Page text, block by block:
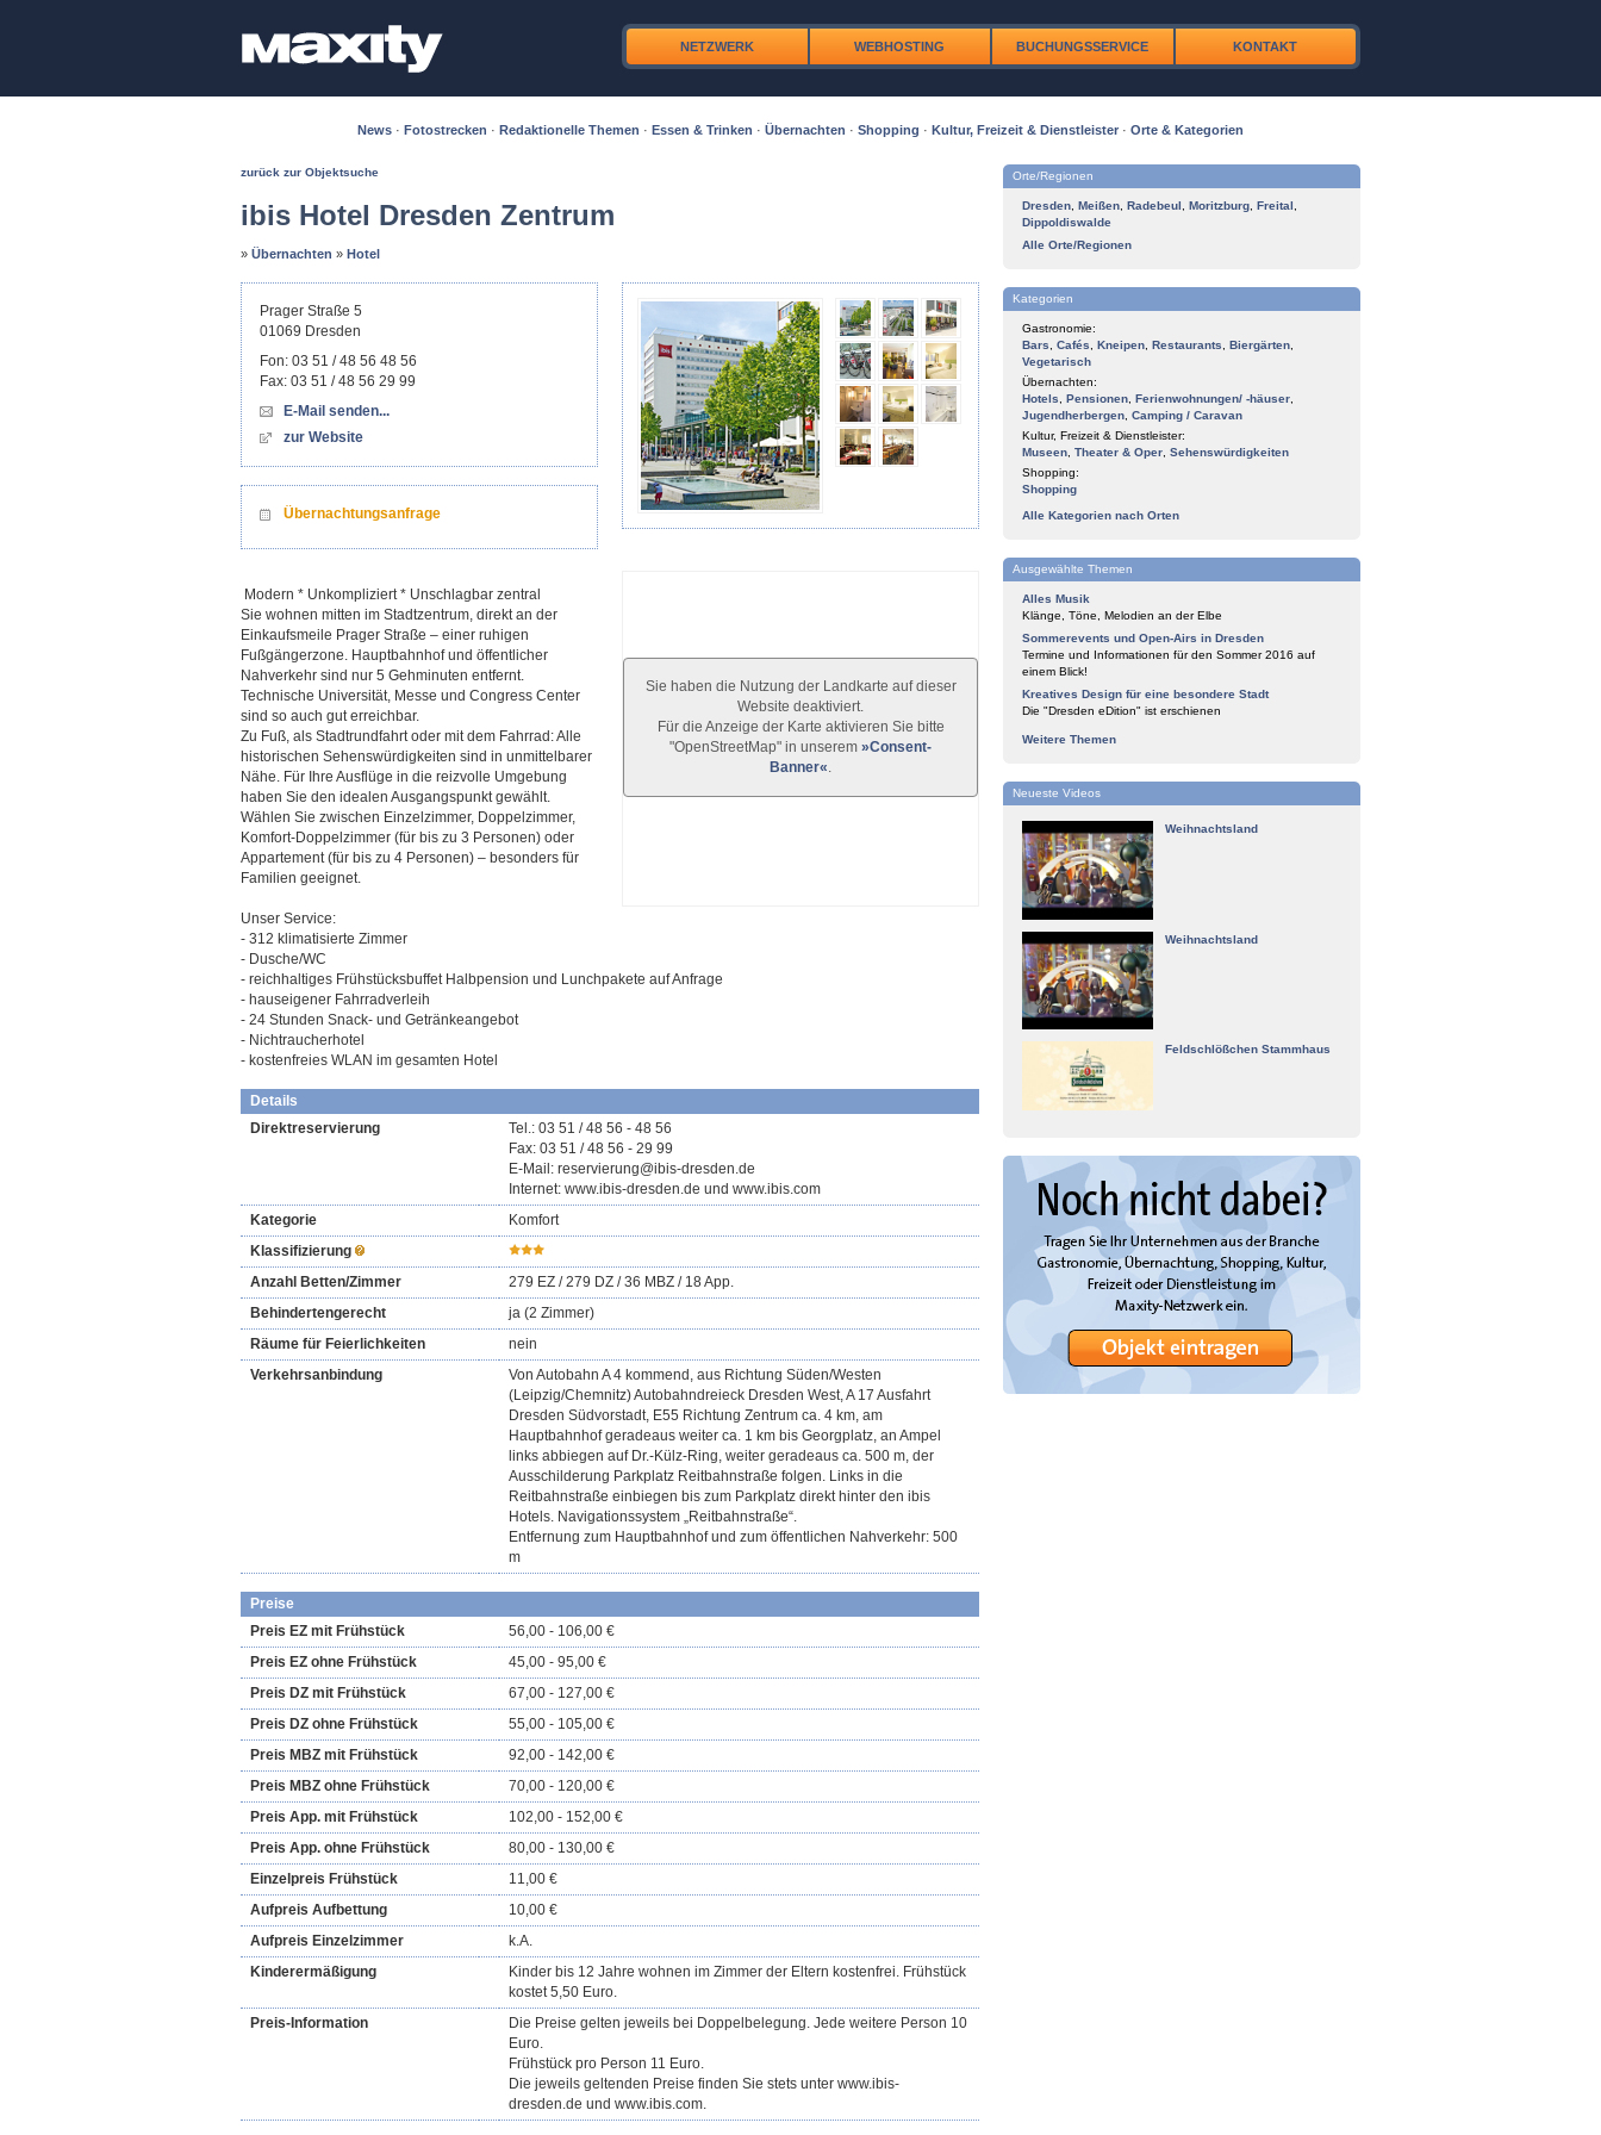
NETZWERK WEBHOSTING BUCHUNGSSERVICE KONTAKT
News · Fotostrecken · Redaktionelle Themen · Essen & Trinken · Übernachten · Shopping · Kultur, Freizeit & Dienstleister · Orte & Kategorien
zurück zur Objektsuche
ibis Hotel Dresden Zentrum
» Übernachten » Hotel
Sie haben die Nutzung der Landkarte auf dieser
Website deaktiviert.
Für die Anzeige der Karte aktivieren Sie bitte
"OpenStreetMap" in unserem »Consent-
Banner«
Prager Straße 5
01069 Dresden
Fon: 03 51 / 48 56 48 56
Fax: 03 51 / 48 56 29 99
E-Mail senden...
zur Website
Übernachtungsanfrage
Modern * Unkompliziert * Unschlagbar zentral
Sie wohnen mitten im Stadtzentrum, direkt an der
Einkaufsmeile Prager Straße – einer ruhigen
Fußgängerzone. Hauptbahnhof und öffentlicher
Nahverkehr sind nur 5 Gehminuten entfernt.
Technische Universität, Messe und Congress Center
sind so auch gut erreichbar.
Zu Fuß, als Stadtrundfahrt oder mit dem Fahrrad: Alle
historischen Sehenswürdigkeiten sind in unmittelbarer
Nähe. Für Ihre Ausflüge in die reizvolle Umgebung
haben Sie den idealen Ausgangspunkt gewählt.
Wählen Sie zwischen Einzelzimmer, Doppelzimmer,
Komfort-Doppelzimmer (für bis zu 3 Personen) oder
Appartement (für bis zu 4 Personen) – besonders für
Familien geeignet.
Unser Service:
- 312 klimatisierte Zimmer
- Dusche/WC
- reichhaltiges Frühstücksbuffet Halbpension und Lunchpakete auf Anfrage
- hauseigener Fahrradverleih
- 24 Stunden Snack- und Getränkeangebot
- Nichtraucherhotel
- kostenfreies WLAN im gesamten Hotel
Details
Direktreservierung
Tel.: 03 51 / 48 56 - 48 56
Fax: 03 51 / 48 56 - 29 99
E-Mail: reservierung@ibis-dresden.de
Internet: www.ibis-dresden.de und www.ibis.com
Kategorie
Komfort
Klassifizierung
Anzahl Betten/Zimmer
279 EZ /279 DZ /36 MBZ / 18 App.
Behindertengerecht
ja (2 Zimmer)
Räume für Feierlichkeiten
nein
Verkehrsanbindung
Von Autobahn A 4 kommend, aus Richtung Süden/Westen
(Leipzig/Chemnitz) Autobahndreieck Dresden West, A 17 Ausfahrt
Dresden Südvorstadt, E55 Richtung Zentrum ca. 4 km, am
Hauptbahnhof geradeaus weiter ca. 1 km bis Georgplatz, an Ampel
links abbiegen auf Dr.-Külz-Ring, weiter geradeaus ca. 500 m, der
Ausschilderung Parkplatz Reitbahnstraße folgen. Links in die
Reitbahnstraße einbiegen bis zum Parkplatz direkt hinter den ibis
Hotels. Navigationssystem „Reitbahnstraße“.
Entfernung zum Hauptbahnhof und zum öffentlichen Nahverkehr: 500
m
Preise
Preis EZ mit Frühstück
56,00 - 106,00 €
Preis EZ ohne Frühstück
45,00 - 95,00 €
Preis DZ mit Frühstück
67,00 - 127,00 €
Preis DZ ohne Frühstück
55,00 - 105,00 €
Preis MBZ mit Frühstück
92,00 - 142,00 €
Preis MBZ ohne Frühstück
70,00 - 120,00 €
Preis App. mit Frühstück
102,00 - 152,00 €
Preis App. ohne Frühstück
80,00 - 130,00 €
Einzelpreis Frühstück
11,00 €
Aufpreis Aufbettung
10,00 €
Aufpreis Einzelzimmer
k.A.
Kinderermäßigung
Kinder bis 12 Jahre wohnen im Zimmer der Eltern kostenfrei. Frühstück
kostet 5,50 Euro.
Preis-Information
Die Preise gelten jeweils bei Doppelbelegung. Jede weitere Person 10
Euro.
Frühstück pro Person 11 Euro.
Die jeweils geltenden Preise finden Sie stets unter www.ibis-
dresden.de und www.ibis.com.
Orte/Regionen
Dresden Meißen Radebeul Moritzburg Freital
Dippoldiswalde
Alle Orte/Regionen
Kategorien
Gastronomie:
Bars
Cafés Kneipen Restaurants Biergärten
Vegetarisch
Übernachten:
Hotels
Pensionen Ferienwohnungen/ -häuser
Jugendherbergen Camping / Caravan
Kultur, Freizeit & Dienstleister:
Museen Theater & Oper Sehenswürdigkeiten
Shopping:
Shopping
Alle Kategorien nach Orten
Ausgewählte Themen
Alles Musik
Klänge, Töne, Melodien an der Elbe
Sommerevents und Open-Airs in Dresden
Termine und Informationen für den Sommer 2016 auf
einem Blick!
Kreatives Design für eine besondere Stadt
Die "Dresden eDition" ist erschienen
Weitere Themen
Neueste Videos
Weihnachtsland
Weihnachtsland
Feldschlößchen Stammhaus